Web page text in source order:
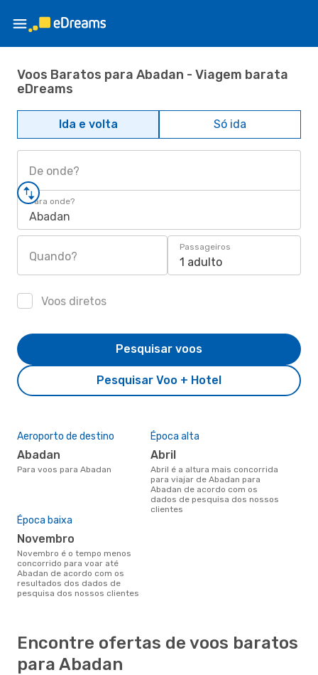
Voos Baratos para Abadan - Viagem barata
eDreams
Ida e volta Só ida
De onde?
Para onde?
Abadan
Quando?
Passageiros
1 adulto
Voos diretos
Pesquisar Voo + Hotel
Pesquisar voos
Aeroporto de destino
Abadan
Para voos para Abadan
Época alta
abril
abril é a altura mais concorrida
para viajar de Abadan para
Abadan de acordo com os
dados de pesquisa dos nossos
clientes
Época baixa
novembro
novembro é o tempo menos
concorrido para voar até
Abadan de acordo com os
resultados dos dados de
pesquisa dos nossos clientes
Encontre ofertas de voos baratos
para Abadan